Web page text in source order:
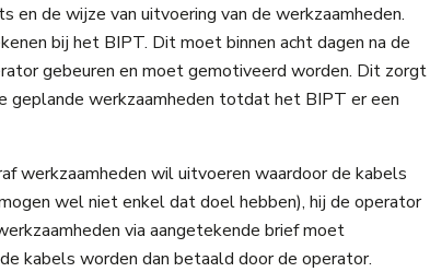
en de wijze van uitvoering van de werkzaamheden.
bij het BIPT. Dit moet binnen acht dagen na de
gebeuren en moet gemotiveerd worden. Dit zorgt
geplande werkzaamheden totdat het BIPT er een
werkzaamheden wil uitvoeren waardoor de kabels
wel niet enkel dat doel hebben), hij de operator
via aangetekende brief moet
kabels worden dan betaald door de operator.